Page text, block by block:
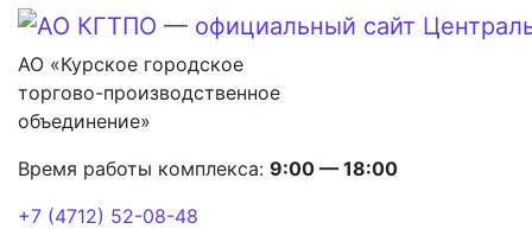
АО «Курское городское
торгово-производственное
объединение»
Время работы комплекса: 9:00 — 18:00
+7 (4712) 52-08-48